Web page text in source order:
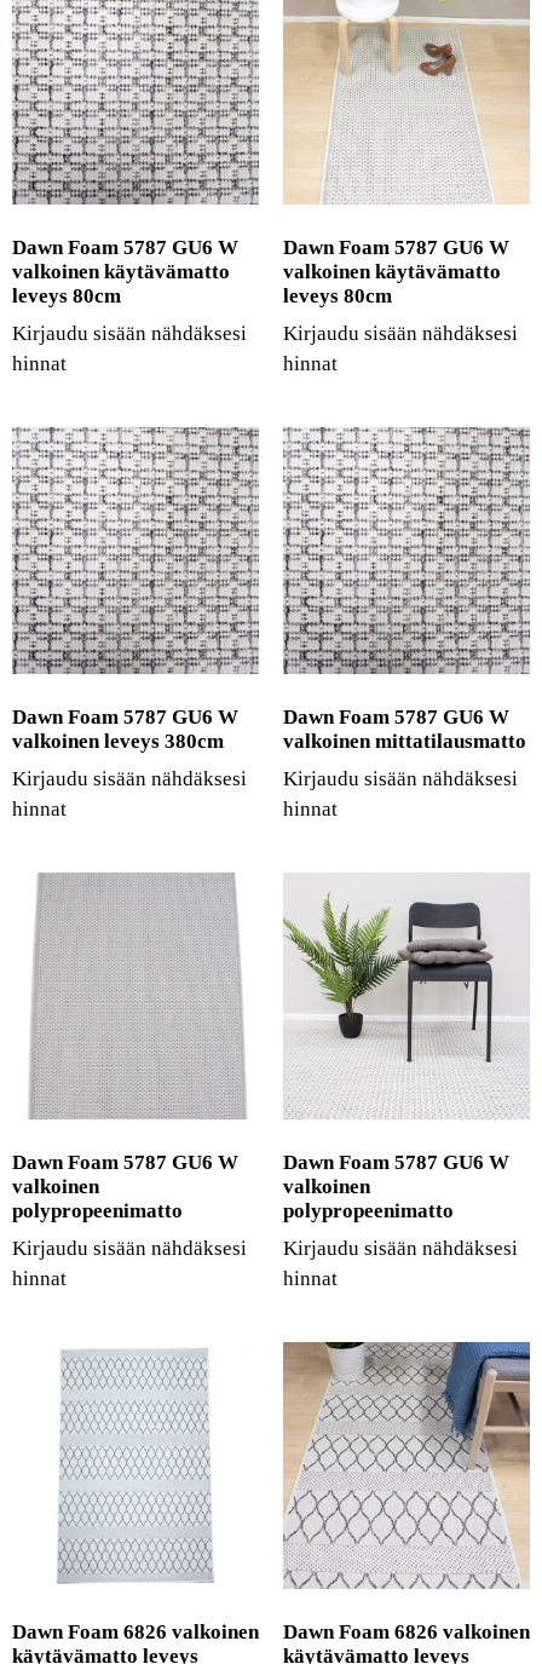
Dawn Foam 5787 GU6 W
valkoinen käytävämatto
leveys 80cm
Kirjaudu sisään nähdäksesi
hinnat
Dawn Foam 5787 GU6 W
valkoinen käytävämatto
leveys 80cm
Kirjaudu sisään nähdäksesi
hinnat
Dawn Foam 5787 GU6 W
valkoinen leveys 380cm
Kirjaudu sisään nähdäksesi
hinnat
Dawn Foam 5787 GU6 W
valkoinen mittatilausmatto
Kirjaudu sisään nähdäksesi
hinnat
Dawn Foam 5787 GU6 W
valkoinen
polypropeenimatto
Kirjaudu sisään nähdäksesi
hinnat
Dawn Foam 5787 GU6 W
valkoinen
polypropeenimatto
Kirjaudu sisään nähdäksesi
hinnat
Dawn Foam 6826 valkoinen
käytävämatto leveys
Dawn Foam 6826 valkoinen
käytävämatto leveys